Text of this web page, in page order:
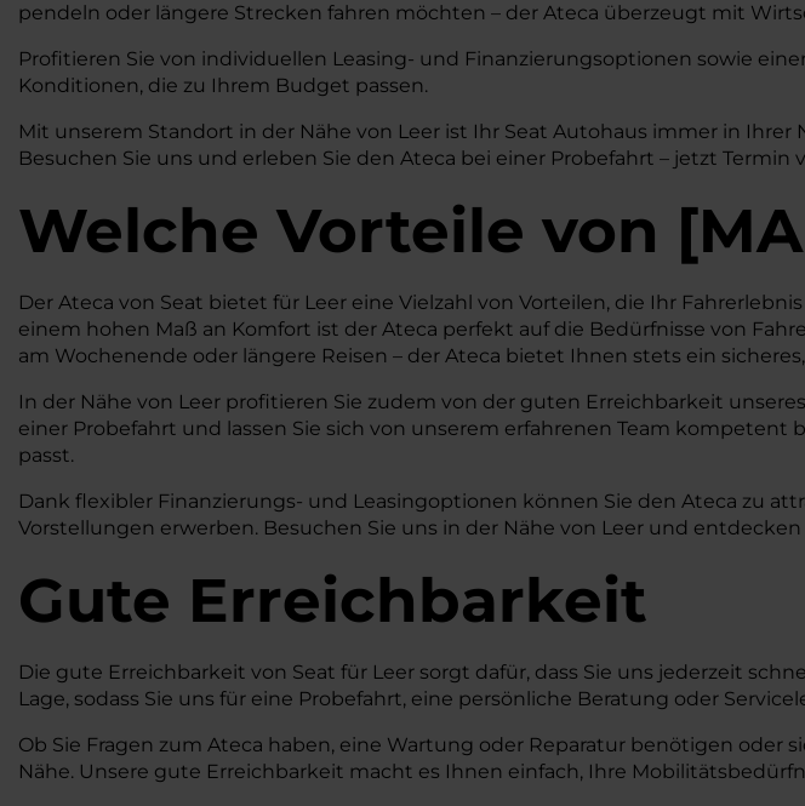
pendeln oder längere Strecken fahren möchten – der Ateca überzeugt mit
Profitieren Sie von individuellen Leasing- und Finanzierungsoptionen sowie
Konditionen, die zu Ihrem Budget passen.
Mit unserem Standort in der Nähe von Leer ist Ihr Seat Autohaus immer in
Besuchen Sie uns und erleben Sie den Ateca bei einer Probefahrt – jetzt
Welche Vorteile von [
Der Ateca von Seat bietet für Leer eine Vielzahl von Vorteilen, die Ihr
einem hohen Maß an Komfort ist der Ateca perfekt auf die Bedürfnisse von
am Wochenende oder längere Reisen – der Ateca bietet Ihnen stets ein
In der Nähe von Leer profitieren Sie zudem von der guten Erreichbarkeit
einer Probefahrt und lassen Sie sich von unserem erfahrenen Team
passt.
Dank flexibler Finanzierungs- und Leasingoptionen können Sie den Ateca zu
Vorstellungen erwerben. Besuchen Sie uns in der Nähe von Leer und
Gute Erreichbarkeit
Die gute Erreichbarkeit von Seat für Leer sorgt dafür, dass Sie uns jederzeit
Lage, sodass Sie uns für eine Probefahrt, eine persönliche Beratung oder
Ob Sie Fragen zum Ateca haben, eine Wartung oder Reparatur benötigen
Nähe. Unsere gute Erreichbarkeit macht es Ihnen einfach, Ihre